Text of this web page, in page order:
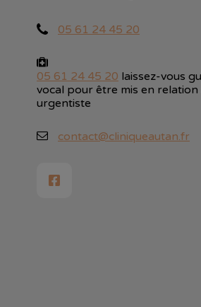
05 61 24 45 20
05 61 24 45 20 laissez-vous
vocal pour être mis en relation
urgentiste
contact@cliniqueautan.fr